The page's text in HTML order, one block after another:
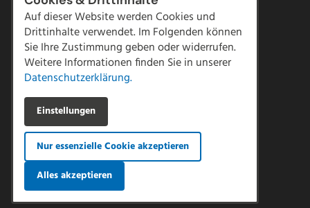
Facebook
Instagram
LinkedIn
YouTube
Kontakt
Downloads
Impressum
Datenschutz
AGBs|Compliance
Hinweisgeber Meldestelle
Auf dieser Website werden Cookies und
Drittinhalte verwendet. Im Folgenden können
Sie Ihre Zustimmung geben oder widerrufen.
Weitere Informationen finden Sie in unserer
Datenschutzerklärung.
Einstellungen
Nur essenzielle Cookie akzeptieren
Alles akzeptieren